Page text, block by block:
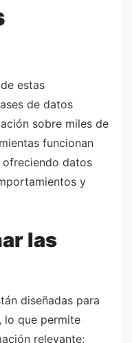
estas
de datos
sobre miles de
funcionan
datos
y
las
diseñadas para
lo que permite
relevante: